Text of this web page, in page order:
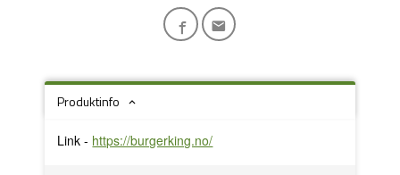
Produktinfo
Link - https://burgerking.no/